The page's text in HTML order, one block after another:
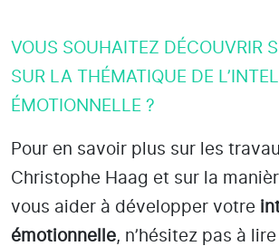
VOUS SOUHAITEZ DÉCOUVRIR
SUR LA THÉMATIQUE DE
ÉMOTIONNELLE ?
Pour en savoir plus sur les
Christophe Haag et sur la
vous aider à développer votre
émotionnelle, n’hésitez pas à